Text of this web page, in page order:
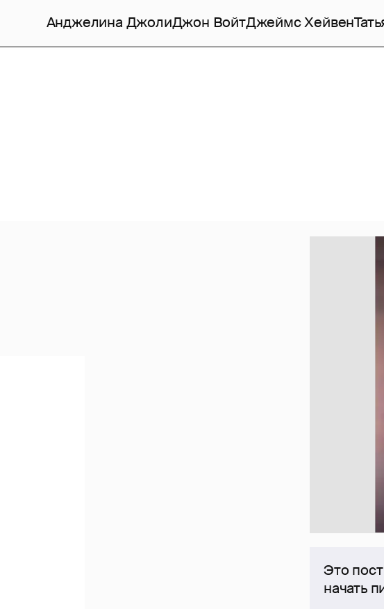
Анджелина ДжолиДжон ВойтДжеймс Хейвен
Это
начать